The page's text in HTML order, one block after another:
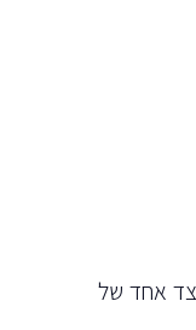
אחד של